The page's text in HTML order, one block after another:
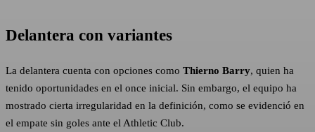
Delantera con variantes
La delantera cuenta con opciones como Thierno Barry, quien ha
tenido oportunidades en el once inicial. Sin embargo, el equipo ha
mostrado cierta irregularidad en la definición, como se evidenció en
el empate sin goles ante el Athletic Club.